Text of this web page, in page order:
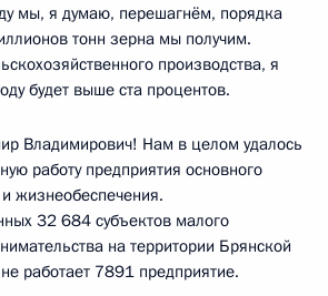
мы, я думаю, перешагнём, порядка
тонн зерна мы получим.
производства, я
будет выше ста процентов.
Владимирович! Нам в целом удалось
работу предприятия основного
жизнеобеспечения.
32 684 субъектов малого
на территории Брянской
работает 7891 предприятие.